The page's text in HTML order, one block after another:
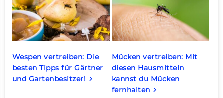
Wespen vertreiben: Die
besten Tipps für Gärtner
und Gartenbesitzer! keyboard_arrow_right
Mücken vertreiben: Mit
diesen Hausmitteln
kannst du Mücken
fernhalten keyboard_arrow_right